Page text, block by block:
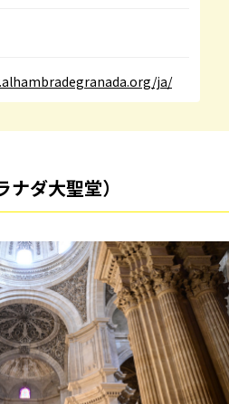
ja/
ダ大聖堂）